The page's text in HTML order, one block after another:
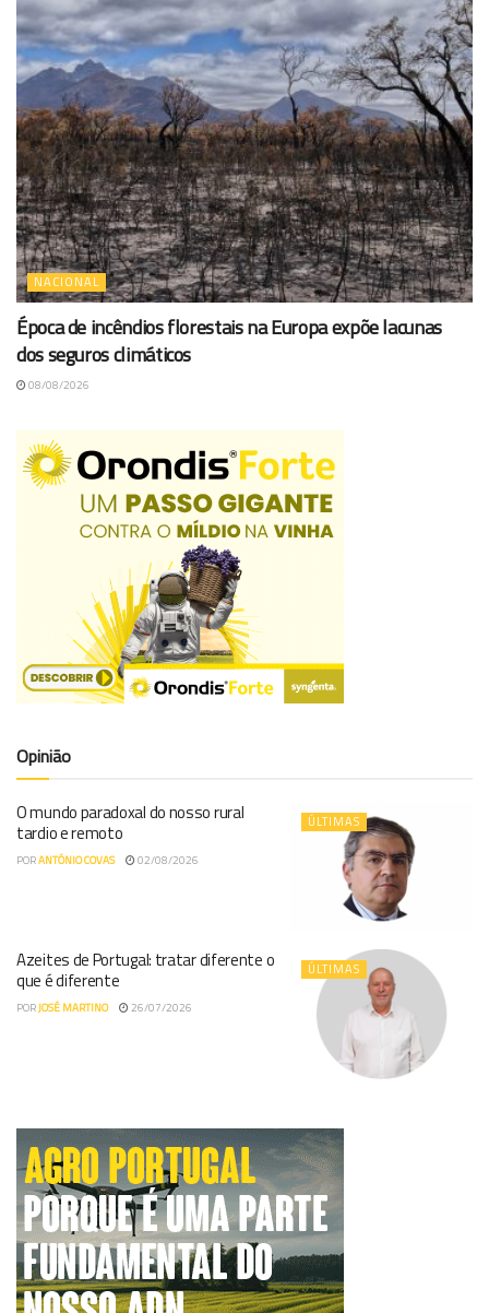
NACIONAL
Época de incêndios florestais na Europa expõe lacunas
dos seguros climáticos
08/08/2026
Opinião
ÚLTIMAS
O mundo paradoxal do nosso rural
tardio e remoto
PORANTÓNIO COVAS 02/08/2026
ÚLTIMAS
Azeites de Portugal: tratar diferente o
que é diferente
PORJOSÉ MARTINO 26/07/2026